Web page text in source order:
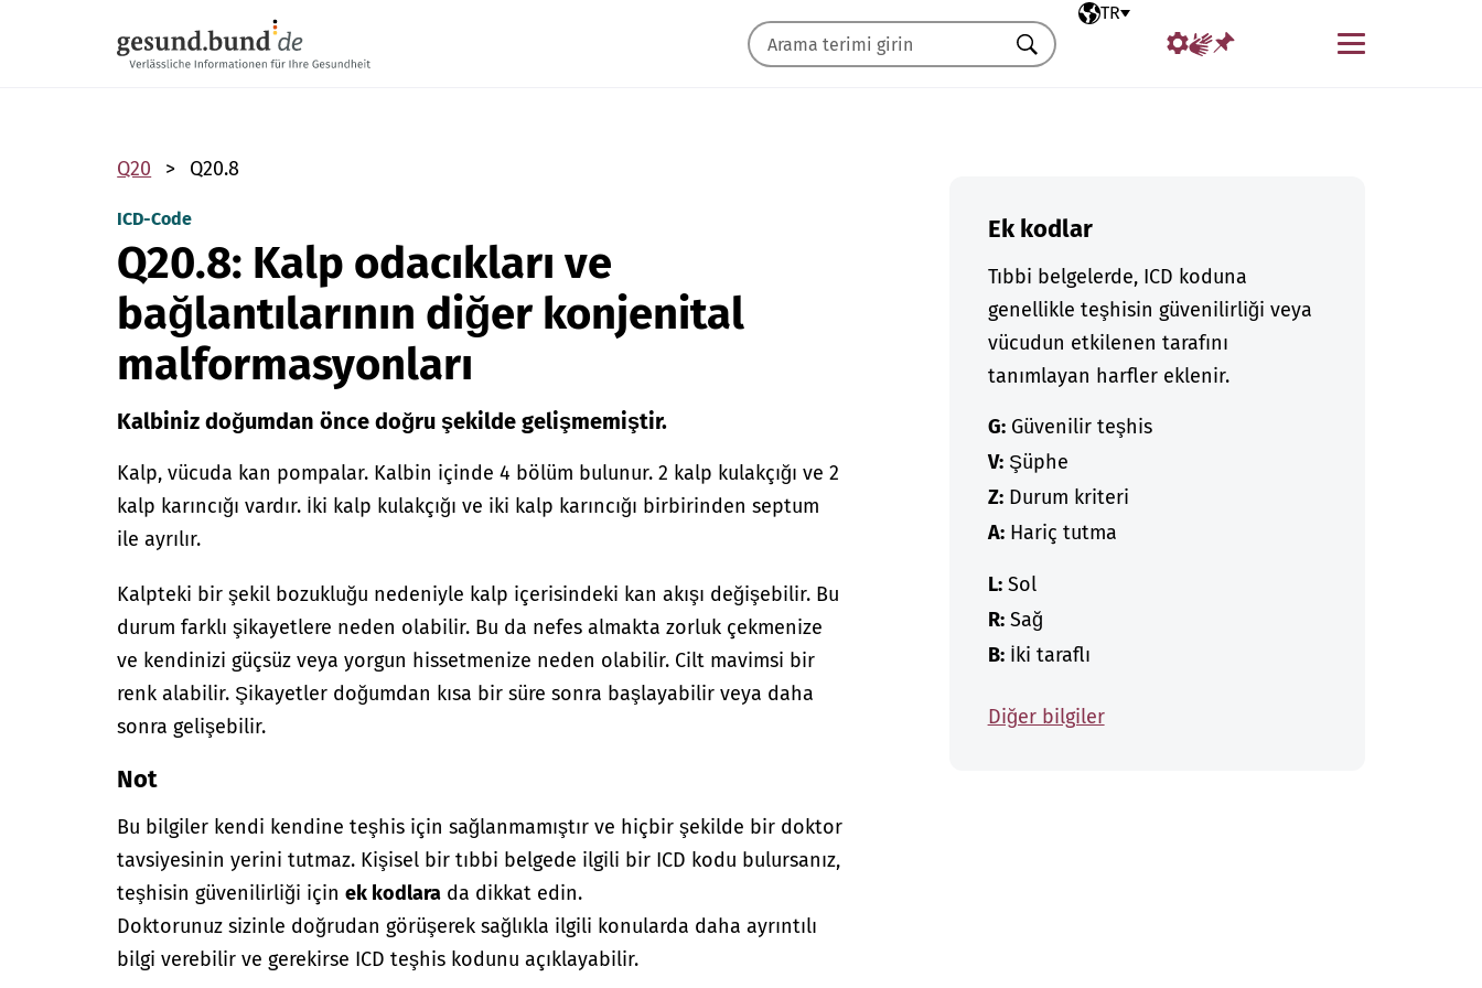
Seçili dil
TR
Menü
Ara
Q20 Q20.8
ICD-Code
Q20.8: Kalp odacıkları ve
bağlantılarının diğer konjenital
malformasyonları
Kalbiniz doğumdan önce doğru şekilde gelişmemiştir.
Kalp, vücuda kan pompalar. Kalbin içinde 4 bölüm bulunur. 2 kalp kulakçığı ve 2
kalp karıncığı vardır. İki kalp kulakçığı ve iki kalp karıncığı birbirinden septum
ile ayrılır.
Kalpteki bir şekil bozukluğu nedeniyle kalp içerisindeki kan akışı değişebilir. Bu
durum farklı şikayetlere neden olabilir. Bu da nefes almakta zorluk çekmenize
ve kendinizi güçsüz veya yorgun hissetmenize neden olabilir. Cilt mavimsi bir
renk alabilir. Şikayetler doğumdan kısa bir süre sonra başlayabilir veya daha
sonra gelişebilir.
Not
Bu bilgiler kendi kendine teşhis için sağlanmamıştır ve hiçbir şekilde bir doktor
tavsiyesinin yerini tutmaz. Kişisel bir tıbbi belgede ilgili bir ICD kodu bulursanız,
teşhisin güvenilirliği içinek kodlara da dikkat edin.
Doktorunuz sizinle doğrudan görüşerek sağlıkla ilgili konularda daha ayrıntılı
bilgi verebilir ve gerekirse ICD teşhis kodunu açıklayabilir.
Ek kodlar
Tıbbi belgelerde, ICD koduna
genellikle teşhisin güvenilirliği veya
vücudun etkilenen tarafını
tanımlayan harfler eklenir.
G:Güvenilir teşhis
V:Şüphe
Z:Durum kriteri
A:Hariç tutma
L:Sol
R:Sağ
B:İki taraflı
Diğer bilgiler